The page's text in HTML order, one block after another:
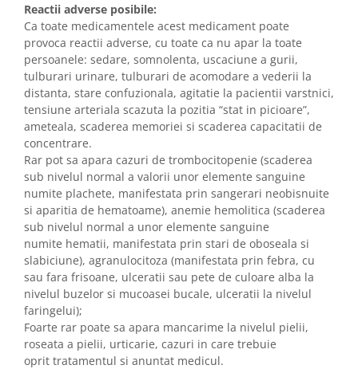
Reactii adverse posibile:
Ca toate medicamentele acest medicament poate
provoca reactii adverse, cu toate ca nu apar la toate
persoanele: sedare, somnolenta, uscaciune a gurii,
tulburari urinare, tulburari de acomodare a vederii la
distanta, stare confuzionala, agitatie la pacientii varstnici,
tensiune arteriala scazuta la pozitia “stat in picioare”,
ameteala, scaderea memoriei si scaderea capacitatii de
concentrare.
Rar pot sa apara cazuri de trombocitopenie (scaderea
sub nivelul normal a valorii unor elemente sanguine
numite plachete, manifestata prin sangerari neobisnuite
si aparitia de hematoame), anemie hemolitica (scaderea
sub nivelul normal a unor elemente sanguine
numite hematii, manifestata prin stari de oboseala si
slabiciune), agranulocitoza (manifestata prin febra, cu
sau fara frisoane, ulceratii sau pete de culoare alba la
nivelul buzelor si mucoasei bucale, ulceratii la nivelul
faringelui);
Foarte rar poate sa apara mancarime la nivelul pielii,
roseata a pielii, urticarie, cazuri in care trebuie
oprit tratamentul si anuntat medicul.